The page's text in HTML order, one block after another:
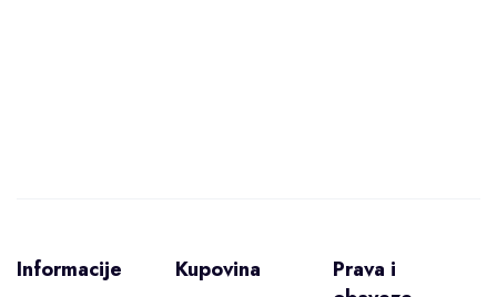
Informacije Kupovina
Prava i